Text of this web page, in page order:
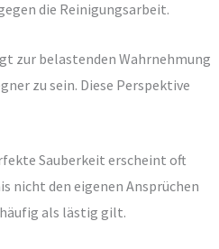
die Reinigungsarbeit.
zur belastenden Wahrnehmung
zu sein. Diese Perspektive
Sauberkeit erscheint oft
nicht den eigenen Ansprüchen
als lästig gilt.